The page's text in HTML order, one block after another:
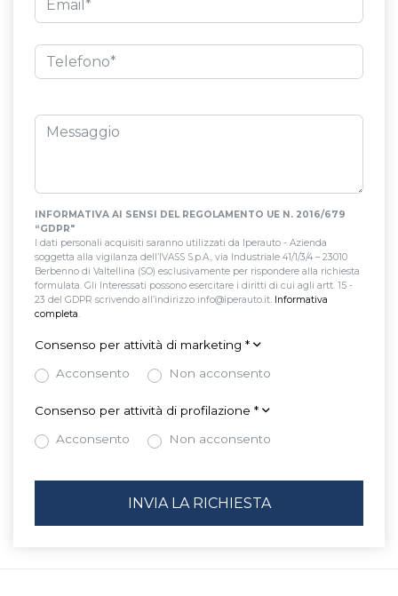
INFORMATIVA AI SENSI DEL REGOLAMENTO UE N. 2016/679
“GDPR"
I dati personali acquisiti saranno utilizzati da Iperauto - Azienda
soggetta alla vigilanza dell’IVASS S.p.A., via Industriale 41/1/3/4 – 23010
Berbenno di Valtellina (SO) esclusivamente per rispondere alla richiesta
formulata. Gli Interessati possono esercitare i diritti di cui agli artt. 15 -
23 del GDPR scrivendo all’indirizzo info@iperauto.it. Informativa
completa.
Consenso per attività di marketing *
Acconsento
Non acconsento
Consenso per attività di profilazione *
Acconsento
Non acconsento